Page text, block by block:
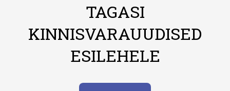
TAGASI
KINNISVARAUUDISED
ESILEHELE